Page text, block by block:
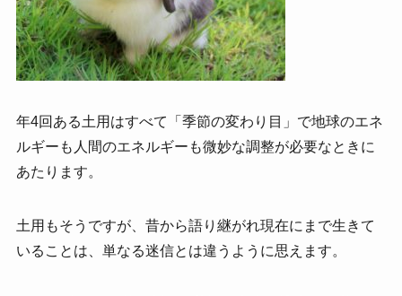
年4回ある土用はすべて「季節の変わり目」で地球のエネ
ルギーも人間のエネルギーも微妙な調整が必要なときに
あたります。
土用もそうですが、昔から語り継がれ現在にまで生きて
いることは、単なる迷信とは違うように思えます。